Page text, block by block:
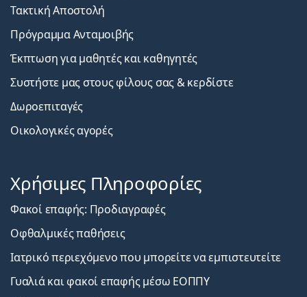
Τακτική Αποστολή
Πρόγραμμα Ανταμοιβής
Έκπτωση για μαθητές και καθηγητές
Συστήστε μας στους φίλους σας & κερδίστε
Δωροεπιταγές
Οικολογικές αγορές
Χρήσιμες Πληροφορίες
Φακοί επαφής: Προδιαγραφές
Οφθαλμικές παθήσεις
Ιατρικό περιεχόμενο που μπορείτε να εμπιστευτείτε
Γυαλιά και φακοί επαφής μέσω ΕΟΠΠΥ